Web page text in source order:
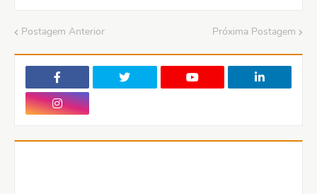
Postagem Anterior Próxima Postagem